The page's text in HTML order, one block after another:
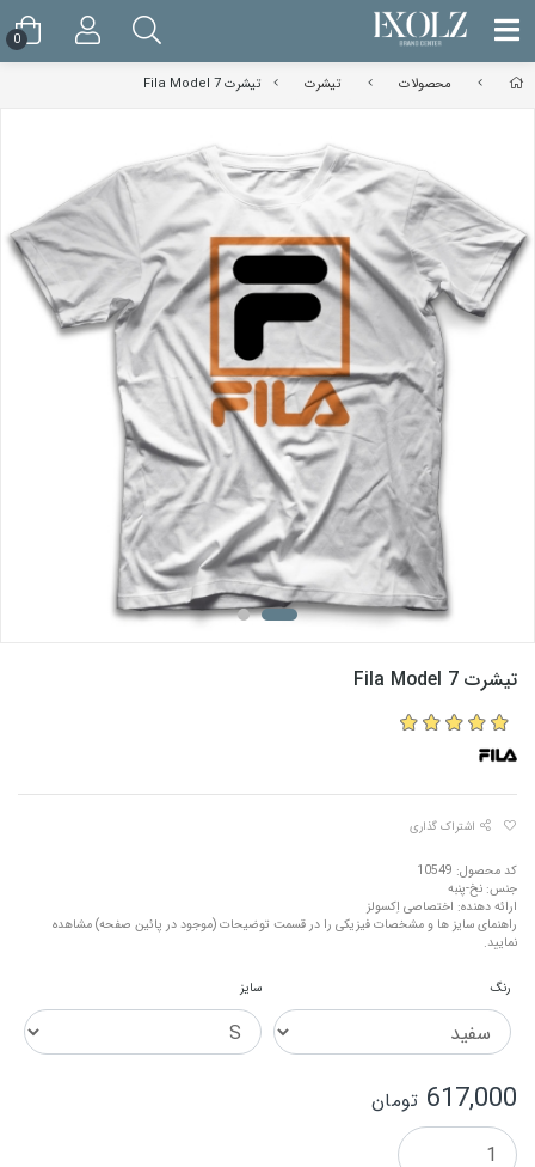
محصولات تیشرت تیشرت Fila Model 7
تیشرت Fila Model 7
اشتراک گذاری
کد محصول: 10549
جنس: نخ-پنبه
ارائه دهنده: اختصاصی اِکسولز
راهنمای سایز ها و مشخصات فیزیکی را در قسمت توضیحات (موجود در پائین صفحه) مشاهده
نمایید.
رنگ سایز
617,000 تومان
0